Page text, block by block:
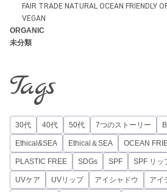
FAIR TRADE NATURAL OCEAN FRIENDLY
VEGAN
ORGANIC
未分類
Tags
30代 40代 50代 7つのストーリー
Ethical&SEA Ethical＆SEA OCEAN
PLASTIC FREE SDGs SPF SPF リッ
UVケア UVリップ アイシャドウ アイ